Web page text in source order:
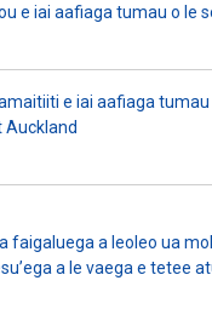
e iai aafiaga tumau o le
e iai aafiaga
Auckland
faigaluega a leoleo ua
a le vaega e tetee